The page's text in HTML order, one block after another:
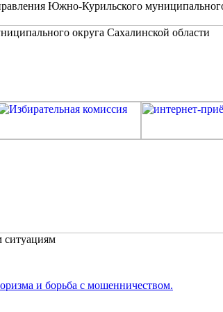
Южно-Курильского
ситуациям
и борьба с мошенничеством.